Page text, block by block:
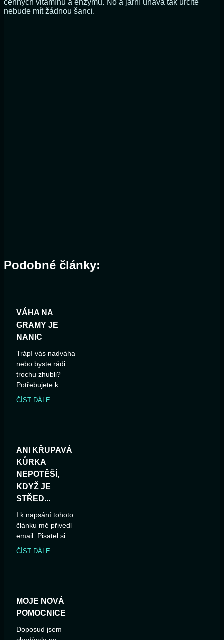
cenných vitamínů a enzymů. No a jarní únava tak určitě
nebude mít žádnou šanci.
Podobné články:
VÁHA NA
GRAMY JE
NANIC
Trápí vás nadváha
nebo byste rádi
trochu zhubli?
Potřebujete k...
ČÍST DÁLE
ANI KŘUPAVÁ
KŮRKA
NEPOTĚŠÍ,
KDYŽ JE
STŘED...
I k napsání tohoto
článku mě přivedl
email. Pisatel si...
ČÍST DÁLE
MOJE NOVÁ
POMOCNICE
Doposud jsem